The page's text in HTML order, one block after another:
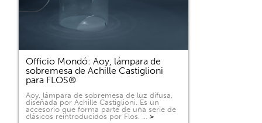
Officio Mondó: Aoy, lámpara de
sobremesa de Achille Castiglioni
para FLOS®
Aoy, lámpara de sobremesa de luz difusa,
diseñada por Achille Castiglioni. Es un
accesorio que forma parte de una serie de
clásicos reintroducidos por Flos. … >